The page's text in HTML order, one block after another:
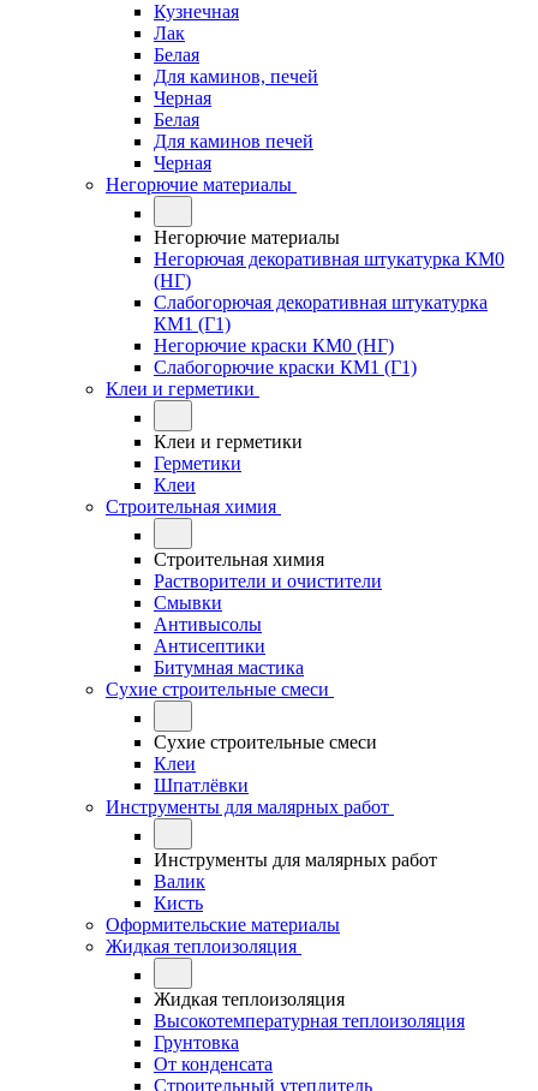
Кузнечная
Лак
Белая
Для каминов, печей
Черная
Белая
Для каминов печей
Черная
Негорючие материалы
Негорючие материалы
Негорючая декоративная штукатурка КМ0
(НГ)
Слабогорючая декоративная штукатурка
КМ1 (Г1)
Негорючие краски КМ0 (НГ)
Слабогорючие краски КМ1 (Г1)
Клеи и герметики
Клеи и герметики
Герметики
Клеи
Строительная химия
Строительная химия
Растворители и очистители
Смывки
Антивысолы
Антисептики
Битумная мастика
Сухие строительные смеси
Сухие строительные смеси
Клеи
Шпатлёвки
Инструменты для малярных работ
Инструменты для малярных работ
Валик
Кисть
Оформительские материалы
Жидкая теплоизоляция
Жидкая теплоизоляция
Высокотемпературная теплоизоляция
Грунтовка
От конденсата
Строительный утеплитель